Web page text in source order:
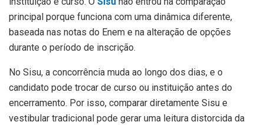
principal porque funciona com uma dinâmica diferente,
baseada nas notas do Enem e na alteração de opções
durante o período de inscrição.
No Sisu, a concorrência muda ao longo dos dias, e o
candidato pode trocar de curso ou instituição antes do
encerramento. Por isso, comparar diretamente Sisu e
vestibular tradicional pode gerar uma leitura distorcida da